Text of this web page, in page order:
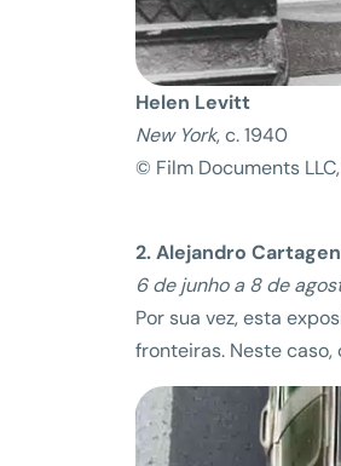
Helen Levitt
New York, c. 1940
© Film Documents
2. Alejandro
6 de junho a 8 de
Por sua vez, esta
fronteiras. Neste